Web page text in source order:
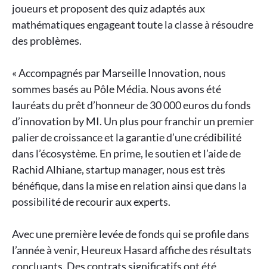
joueurs et proposent des quiz adaptés aux
mathématiques engageant toute la classe à résoudre
des problèmes.
« Accompagnés par Marseille Innovation, nous
sommes basés au Pôle Média. Nous avons été
lauréats du prêt d’honneur de 30 000 euros du fonds
d’innovation by MI. Un plus pour franchir un premier
palier de croissance et la garantie d’une crédibilité
dans l’écosystème. En prime, le soutien et l’aide de
Rachid Alhiane, startup manager, nous est très
bénéfique, dans la mise en relation ainsi que dans la
possibilité de recourir aux experts.
Avec une première levée de fonds qui se profile dans
l’année à venir, Heureux Hasard affiche des résultats
concluants. Des contrats significatifs ont été